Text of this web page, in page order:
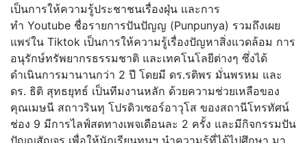
เป็นการให้ความรู้ประชาชนเรื่องฝุ่น และการ
ทำ Youtube ชื่อรายการปันปัญญ (Punpunya) รวมถึงเผย
แพร่ใน Tiktok เป็นการให้ความรู้เรื่องปัญหาสิ่งแวดล้อม การ
อนุรักษ์ทรัพยากรธรรมชาติ และเทคโนโลยีต่างๆ ซึ่งได้
ดำเนินการมานานกว่า 2 ปี โดยมี ดร.รติพร มั่นพรหม และ
ดร. ธิติ สุทธยุทธ์ เป็นทีมงานหลัก ด้วยความช่วยเหลือของ
คุณเมษนี สถาวรินทุ โปรดิวเซอร์อาวุโส ของสถานีโทรทัศน์
ช่อง 9 มีการไลฟ์สดทางเพจเดือนละ 2 ครั้ง และมีกิจกรรมปัน
ปัญญสัญจร เพื่อให้นักเรียนทุนฯ นำความรู้ที่ได้ไปศึกษา มา